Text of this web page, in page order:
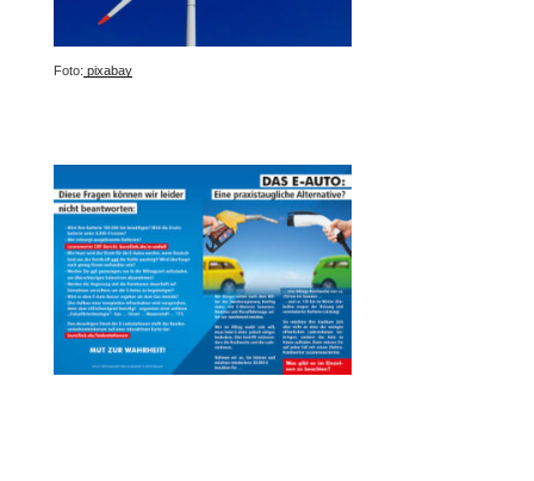
Foto: pixabay